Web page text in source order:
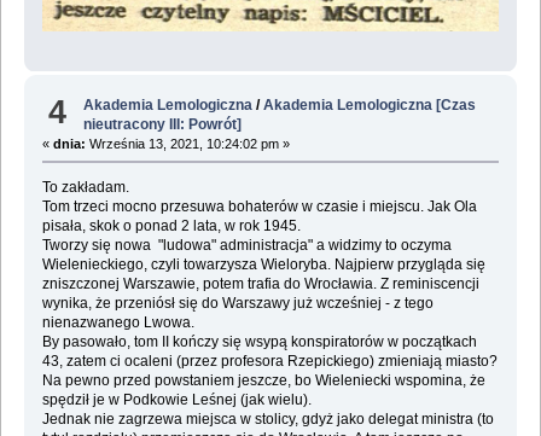
4 Akademia Lemologiczna /Akademia Lemologiczna [Czas
nieutracony III: Powrót]
« dnia: Września 13, 2021, 10:24:02 pm »
To zakładam.
Tom trzeci mocno przesuwa bohaterów w czasie i miejscu. Jak Ola
pisała, skok o ponad 2 lata, w rok 1945.
Tworzy się nowa "ludowa" administracja" a widzimy to oczyma
Wielenieckiego, czyli towarzysza Wieloryba. Najpierw przygląda się
zniszczonej Warszawie, potem trafia do Wrocławia. Z reminiscencji
wynika, że przeniósł się do Warszawy już wcześniej - z tego
nienazwanego Lwowa.
By pasowało, tom II kończy się wsypą konspiratorów w początkach
43, zatem ci ocaleni (przez profesora Rzepickiego) zmieniają miasto?
Na pewno przed powstaniem jeszcze, bo Wieleniecki wspomina, że
spędził je w Podkowie Leśnej (jak wielu).
Jednak nie zagrzewa miejsca w stolicy, gdyż jako delegat ministra (to